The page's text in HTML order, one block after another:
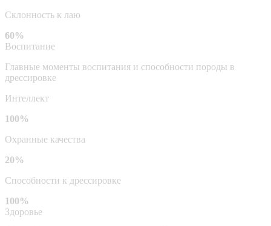
Склонность к лаю
60%
Воспитание
Главные моменты воспитания и способности породы в
дрессировке
Интеллект
100%
Охранные качества
20%
Способности к дрессировке
100%
Здоровье